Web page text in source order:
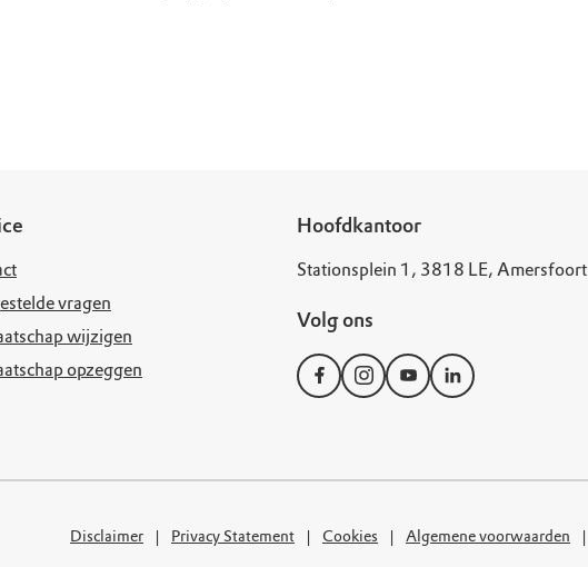
supporters
vragen
wijzigen
opzeggen
Hoofdkantoor
Stationsplein 1, 3818 LE, Amersfoort
Volg ons
Disclaimer Privacy Statement Cookies Algemene voorwaarden